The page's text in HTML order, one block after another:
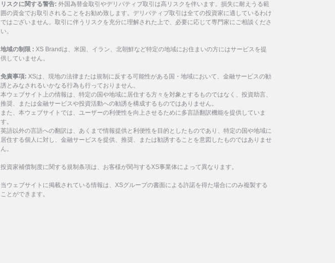
リスクに関する警告: 外国為替金取引やデリバティブ取引は高リスクを伴います。損失に耐えうる範
囲の資金でお取引されることをお勧め致します。デリバティブ取引は全ての投資家に適しているわけ
ではございません。取引に伴うリスクを充分に理解された上で、必要に応じて専門家にご相談くださ
い。
地域の制限 : XS Brandは、米国、イラン、北朝鮮など特定の地域にお住まいの方にはサービスを提
供していません。
免責事項: XSは、現地の法律または規制に反する可能性がある国・地域において、金融サービスの勧
誘とみなされるいかなる行為も行っておりません。
本ウェブサイト上の情報は、特定の国や地域に居住する方々を対象とするものではなく、投資助言、
推奨、または金融サービスや投資活動への勧誘を構成するものではありません。
また、本ウェブサイトでは、ユーザーの利便性を向上させるために多言語翻訳機能を提供していま
す。
英語以外の言語への翻訳は、あくまで情報提供と利便性を目的としたものであり、特定の国や地域に
居住する個人に対し、金融サービスを提供、推奨、または勧誘することを意図したものではありませ
ん。
投資家補償制度に関する規制条項は、お客様が関与するXS事業体によって異なります。
当ウェブサイトに掲載されている情報は、XSグループの書面による許諾を得た場合にのみ複製する
ことができます。